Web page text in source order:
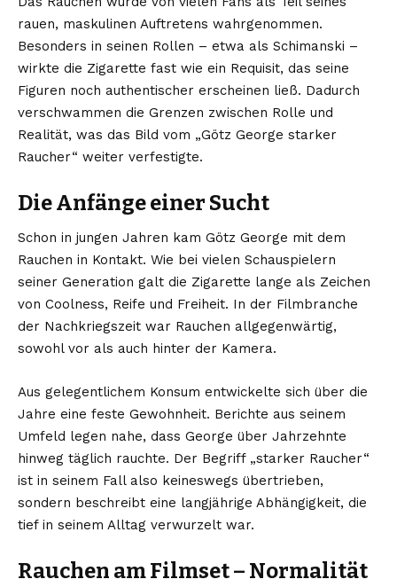
rauen, maskulinen Auftretens wahrgenommen.
Besonders in seinen Rollen – etwa als Schimanski –
wirkte die Zigarette fast wie ein Requisit, das seine
Figuren noch authentischer erscheinen ließ. Dadurch
verschwammen die Grenzen zwischen Rolle und
Realität, was das Bild vom „Götz George starker
Raucher“ weiter verfestigte.
Die Anfänge einer Sucht
Schon in jungen Jahren kam Götz George mit dem
Rauchen in Kontakt. Wie bei vielen Schauspielern
seiner Generation galt die Zigarette lange als Zeichen
von Coolness, Reife und Freiheit. In der Filmbranche
der Nachkriegszeit war Rauchen allgegenwärtig,
sowohl vor als auch hinter der Kamera.
Aus gelegentlichem Konsum entwickelte sich über die
Jahre eine feste Gewohnheit. Berichte aus seinem
Umfeld legen nahe, dass George über Jahrzehnte
hinweg täglich rauchte. Der Begriff „starker Raucher“
ist in seinem Fall also keineswegs übertrieben,
sondern beschreibt eine langjährige Abhängigkeit, die
tief in seinem Alltag verwurzelt war.
Rauchen am Filmset – Normalität